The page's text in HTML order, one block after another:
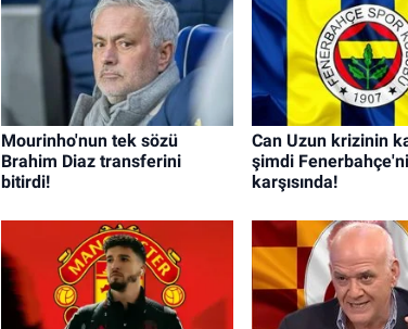
Mourinho'nun tek sözü
Brahim Diaz transferini
bitirdi!
Can Uzun krizinin
şimdi
karşısında!